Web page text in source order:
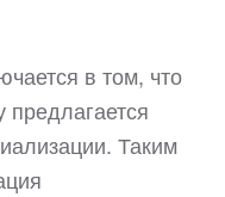
в том, что
предлагается
Таким